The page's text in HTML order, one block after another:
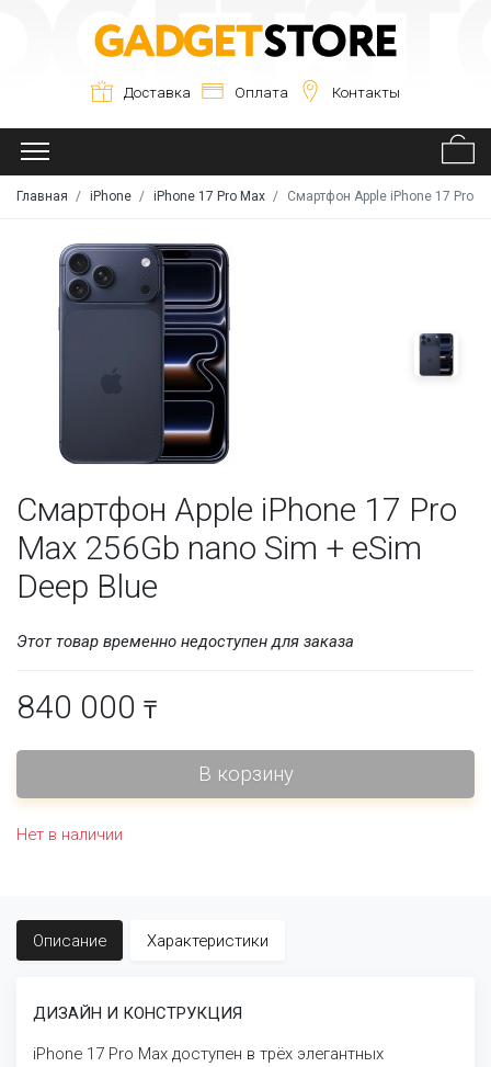
Доставка Оплата Контакты
Главная iPhone iPhone 17 Pro Max Смартфон Apple iPhone 17 Pro
Смартфон Apple iPhone 17 Pro
Max 256Gb nano Sim + eSim
Deep Blue
Этот товар временно недоступен для заказа
840 000 ₸
Нет в наличии
Описание Характеристики
ДИЗАЙН И КОНСТРУКЦИЯ
iPhone 17 Pro Max доступен в трёх элегантных